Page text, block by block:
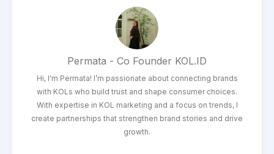
Permata - Co Founder KOL.ID
Hi, I'm Permata! I’m passionate about connecting brands
with KOLs who build trust and shape consumer choices.
With expertise in KOL marketing and a focus on trends, I
create partnerships that strengthen brand stories and drive
growth.